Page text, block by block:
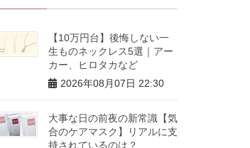
【10万円台】後悔しない一
生ものネックレス5選｜アー
カー、ヒロタカなど
2026年08月07日 22:30
大事な日の前夜の新常識【気
合のケアマスク】リアルに支
持されているのは？